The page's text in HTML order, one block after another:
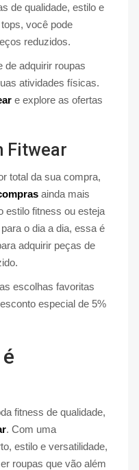
de qualidade, estilo e
você pode
reduzidos.
de adquirir roupas
atividades físicas.
e explore as ofertas
Fitwear
total da sua compra,
ainda mais
estilo fitness ou esteja
o dia a dia, essa é
adquirir peças de
escolhas favoritas
especial de 5%
fitness de qualidade,
. Com uma
estilo e versatilidade,
roupas que vão além